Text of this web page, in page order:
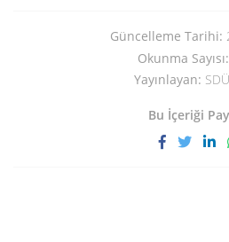
Güncelleme Tarihi:
Okunma Sayısı:
Yayınlayan:
Bu İçeriği